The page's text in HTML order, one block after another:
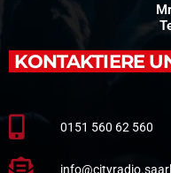
KONTAKTIERE
0151 560 62 560